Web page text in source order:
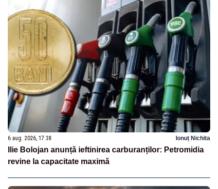
6 aug. 2026, 17:38 Ionuț Nichita
Ilie Bolojan anunță ieftinirea carburanților: Petromidia
revine la capacitate maximă